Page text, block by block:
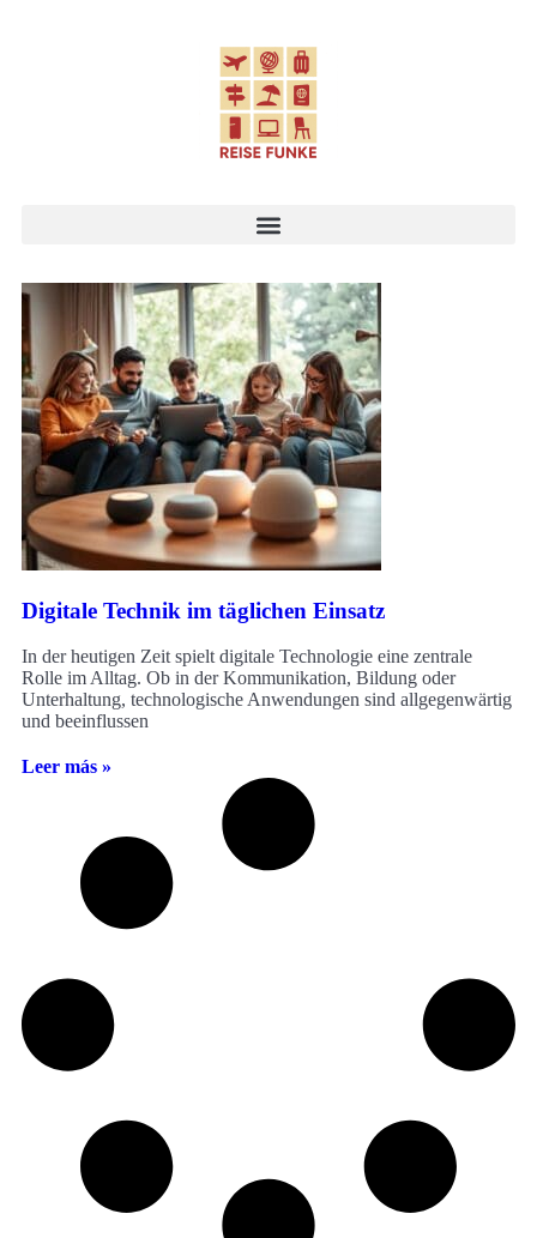
Digitale Technik im täglichen Einsatz
In der heutigen Zeit spielt digitale Technologie eine zentrale
Rolle im Alltag. Ob in der Kommunikation, Bildung oder
Unterhaltung, technologische Anwendungen sind allgegenwärtig
und beeinflussen
Leer más »